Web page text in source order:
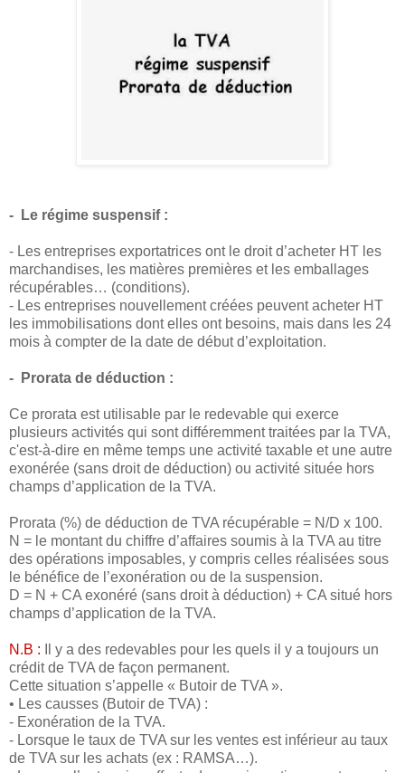
- Le régime suspensif :
- Les entreprises exportatrices ont le droit d’acheter HT les
marchandises, les matières premières et les emballages
récupérables… (conditions).
- Les entreprises nouvellement créées peuvent acheter HT
les immobilisations dont elles ont besoins, mais dans les 24
mois à compter de la date de début d’exploitation.
- Prorata de déduction :
Ce prorata est utilisable par le redevable qui exerce
plusieurs activités qui sont différemment traitées par la TVA,
c'est-à-dire en même temps une activité taxable et une autre
exonérée (sans droit de déduction) ou activité située hors
champs d’application de la TVA.
Prorata (%) de déduction de TVA récupérable = N/D x 100.
N = le montant du chiffre d’affaires soumis à la TVA au titre
des opérations imposables, y compris celles réalisées sous
le bénéfice de l’exonération ou de la suspension.
D = N + CA exonéré (sans droit à déduction) + CA situé hors
champs d’application de la TVA.
N.B :
Il y a des redevables pour les quels il y a toujours un
crédit de TVA de façon permanent.
Cette situation s’appelle « Butoir de TVA ».
• Les causses (Butoir de TVA) :
- Exonération de la TVA.
- Lorsque le taux de TVA sur les ventes est inférieur au taux
de TVA sur les achats (ex : RAMSA…).